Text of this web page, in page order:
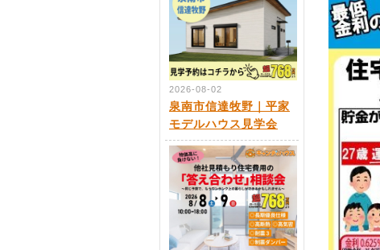
2026-08-02
泉南市信達牧野｜平家
モデルハウス見学会